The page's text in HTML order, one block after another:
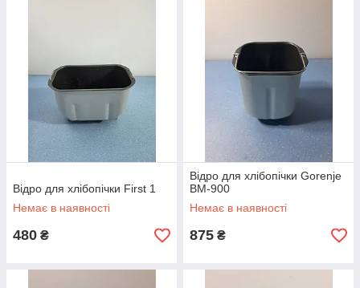
Відро для хлібопічки First 1
Немає в наявності
480 ₴
Відро для хлібопічки Gorenje
BM-900
Немає в наявності
875 ₴